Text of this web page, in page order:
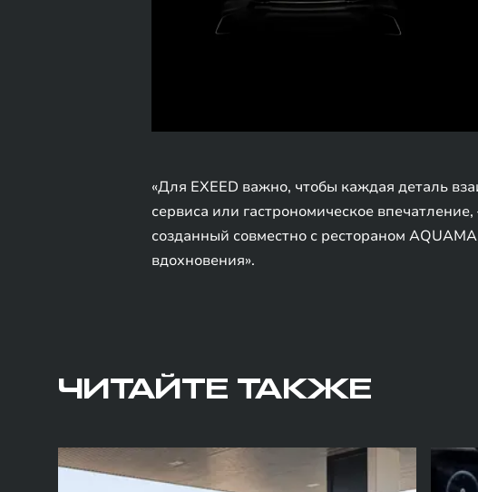
«Для EXEED важно, чтобы каждая деталь
сервиса или гастрономическое
созданный совместно с рестораном
вдохновения».
ЧИТАЙТЕ ТАКЖЕ